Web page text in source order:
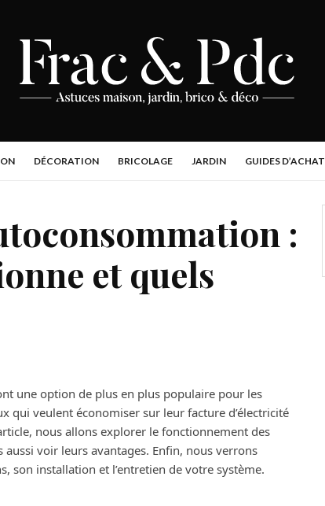
DÉCORATION BRICOLAGE JARDIN GUIDES D’ACHAT
:
et quels
une option de plus en plus populaire pour les
qui veulent économiser sur leur facture d’électricité
nous allons explorer le fonctionnement des
voir leurs avantages. Enfin, nous verrons
son installation et l’entretien de votre système.